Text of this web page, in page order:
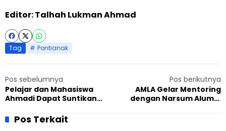
Editor: Talhah Lukman Ahmad
Tag Pontianak
Pos sebelumnya
Pelajar dan Mahasiswa
Ahmadi Dapat Suntikan
Kemendikbud hingga
Dosen
Pos berikutnya
AMLA Gelar Mentoring
dengan Narsum Alumni
Hukum Jadi ASN
Pos Terkait